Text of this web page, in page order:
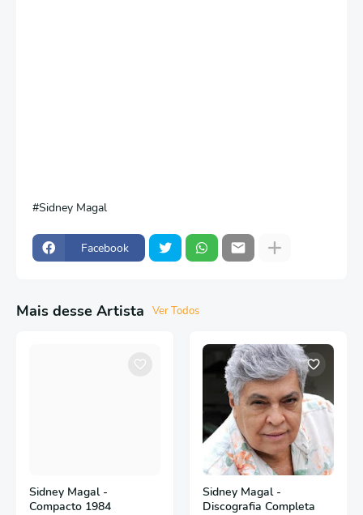
Sidney Magal
Facebook
Mais desse Artista Ver Todos
Sidney Magal -
Compacto 1984
Sidney Magal -
Discografia Completa